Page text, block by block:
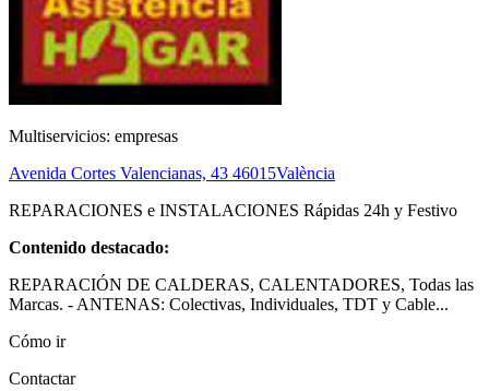
Multiservicios: empresas
Avenida Cortes Valencianas, 43 46015València
REPARACIONES e INSTALACIONES Rápidas 24h y Festivo
Contenido destacado:
REPARACIÓN DE CALDERAS, CALENTADORES, Todas las
Marcas. - ANTENAS: Colectivas, Individuales, TDT y Cable...
Cómo ir
Contactar